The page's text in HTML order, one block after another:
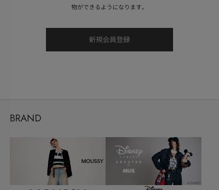
物ができるようになります。
BRAND